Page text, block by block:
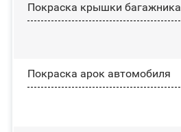
Покраска крышки багажника
Покраска арок автомобиля